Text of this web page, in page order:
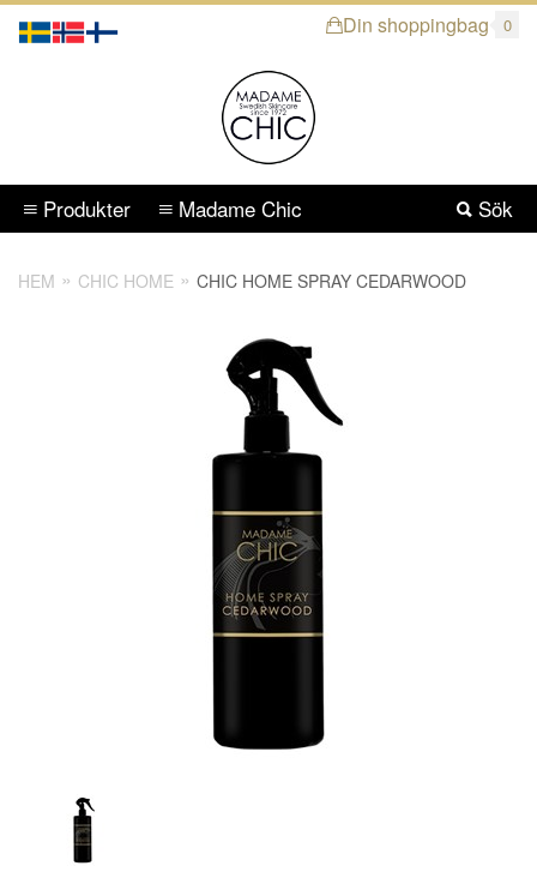
Din shoppingbag 0
Sök
Produkter Madame Chic
HEM CHIC HOME CHIC HOME SPRAY CEDARWOOD